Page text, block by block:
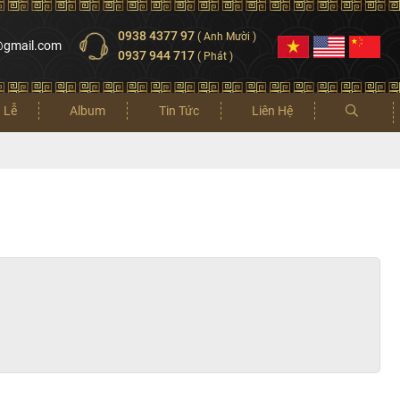
0938 4377 97( Anh Mười )
0937 944 717( Phát )
Lễ Album Tin Tức Liên Hệ